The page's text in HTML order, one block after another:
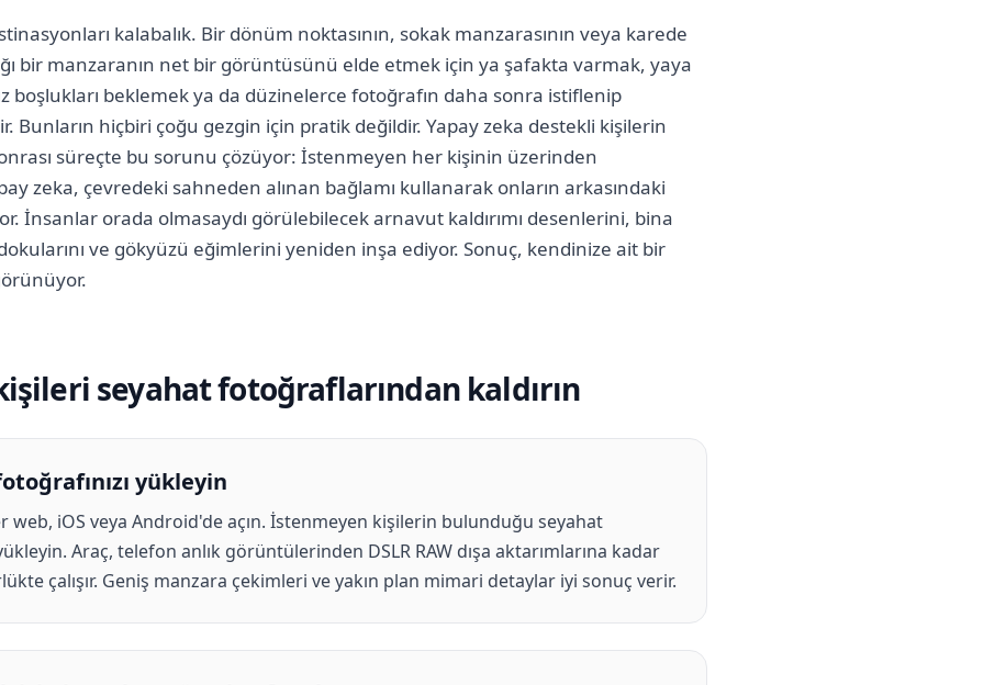
kalabalık. Bir dönüm noktasının, sokak manzarasının veya karede
bir manzaranın net bir görüntüsünü elde etmek için ya şafakta varmak, yaya
boşlukları beklemek ya da düzinelerce fotoğrafın daha sonra istiflenip
Bunların hiçbiri çoğu gezgin için pratik değildir. Yapay zeka destekli kişilerin
süreçte bu sorunu çözüyor: İstenmeyen her kişinin üzerinden
zeka, çevredeki sahneden alınan bağlamı kullanarak onların arkasındaki
İnsanlar orada olmasaydı görülebilecek arnavut kaldırımı desenlerini, bina
ve gökyüzü eğimlerini yeniden inşa ediyor. Sonuç, kendinize ait bir
seyahat fotoğraflarından kaldırın
yükleyin
web, iOS veya Android'de açın. İstenmeyen kişilerin bulunduğu seyahat
Araç, telefon anlık görüntülerinden DSLR RAW dışa aktarımlarına kadar
çalışır. Geniş manzara çekimleri ve yakın plan mimari detaylar iyi sonuç verir.